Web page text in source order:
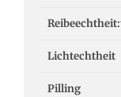
Lichtechtheit
Pilling